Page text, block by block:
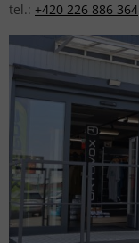
tel.: +420 226 886 364